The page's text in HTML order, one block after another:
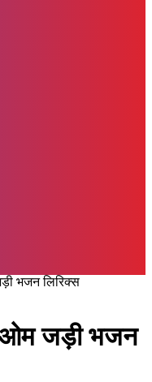
भजन लिरिक्स
ओम जड़ी भजन